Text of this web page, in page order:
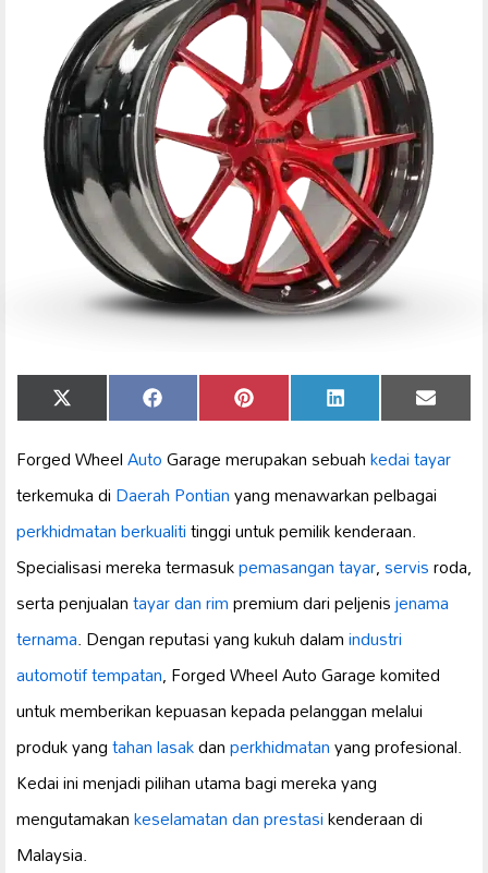
Share
on
X
(Twitter)
Share
on
Facebook Share
on
Pinterest Share
on
LinkedIn Share
on
Email
Forged WheelAutoGarage merupakan sebuahkedai tayar
terkemuka diDaerah Pontianyang menawarkan pelbagai
perkhidmatan berkualititinggi untuk pemilik kenderaan.
Specialisasi mereka termasukpemasangan tayar,servisroda,
serta penjualantayar dan rimpremium dari peljenisjenama
ternama. Dengan reputasi yang kukuh dalamindustri
automotif tempatan, Forged Wheel Auto Garage komited
untuk memberikan kepuasan kepada pelanggan melalui
produk yangtahan lasakdanperkhidmatanyang profesional.
Kedai ini menjadi pilihan utama bagi mereka yang
mengutamakankeselamatan dan prestasikenderaan di
Malaysia.